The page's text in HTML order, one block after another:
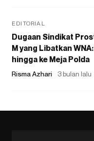
EDITORIAL
Dugaan Sindikat
M yang Libatkan
hingga ke Meja Polda
Risma Azhari 3 bulan lalu